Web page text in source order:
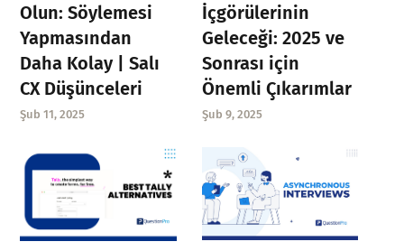
Olun: Söylemesi
Yapmasından
Daha Kolay | Salı
CX Düşünceleri
Şub 11, 2025
İçgörülerinin
Geleceği: 2025 ve
Sonrası için
Önemli Çıkarımlar
Şub 9, 2025